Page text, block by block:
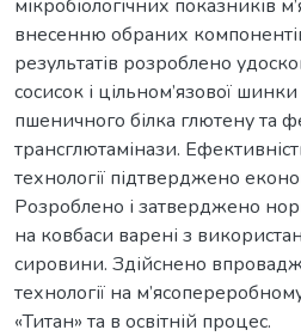
мікробіологічних показників
внесенню обраних
результатів розроблено
сосисок і цільном’язової
пшеничного білка глютену та
трансглютамінази.
технології підтверджено
Розроблено і затверджено
на ковбаси варені з
сировини. Здійснено
технології на
«Титан» та в освітній процес.